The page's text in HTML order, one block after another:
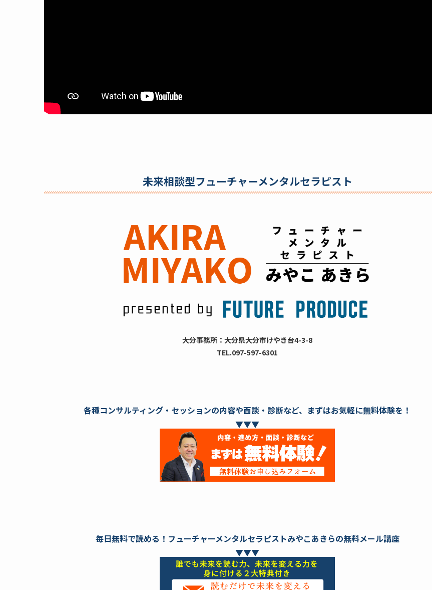
未来相談型フューチャーメンタルセラピスト
大分事務所：大分県大分市けやき台4-3-8
TEL.097-597-6301
各種コンサルティング・セッションの内容や面談・診断など、まずはお気軽に無料体験を！
▼▼▼
毎日無料で読める！フューチャーメンタルセラピストみやこあきらの無料メール講座
▼▼▼